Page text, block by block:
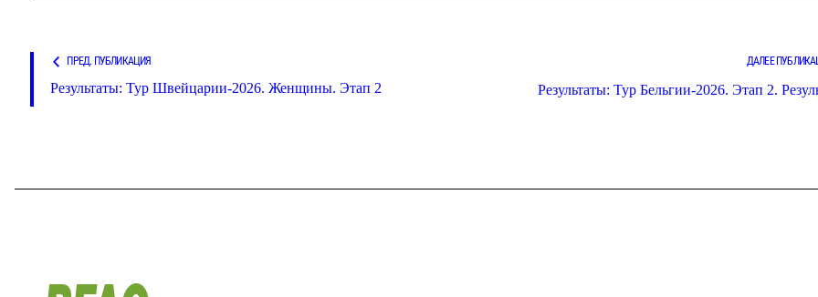
ПРЕД. ПУБЛИКАЦИЯ
Результаты: Тур Швейцарии-2026. Женщины. Этап 2
ДАЛЕЕ
Результаты: Тур Бельгии-2026. Этап 2.